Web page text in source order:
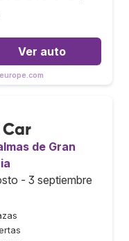
Ver auto
de Gran
- 3 septiembre